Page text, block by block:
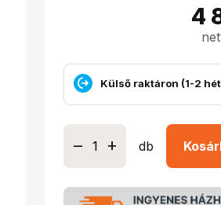
4
Külső raktáron (1-2
db